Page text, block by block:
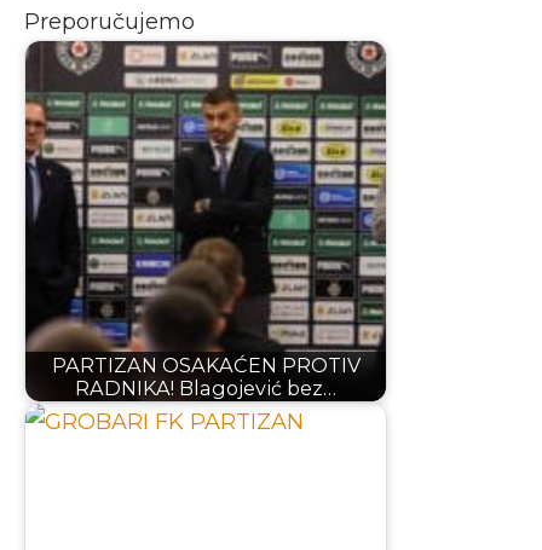
Preporučujemo
PARTIZAN OSAKAĆEN PROTIV
RADNIKA! Blagojević bez…